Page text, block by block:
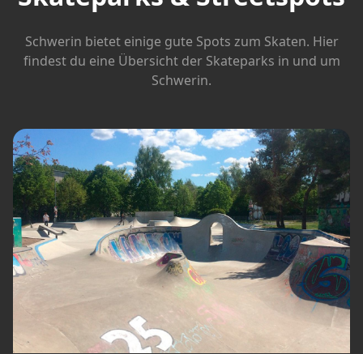
Schwerin bietet einige gute Spots zum Skaten. Hier
findest du eine Übersicht der Skateparks in und um
Schwerin.